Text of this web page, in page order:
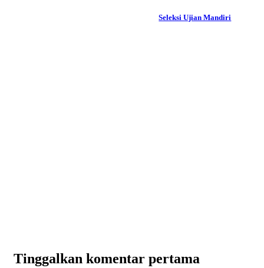
Seleksi Ujian Mandiri
Tinggalkan komentar pertama